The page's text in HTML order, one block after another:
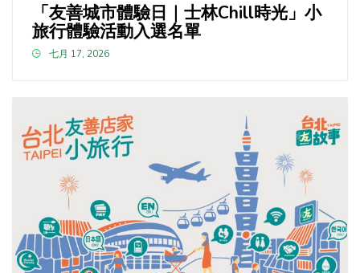
「友善城市體驗日｜士林Chill時光」小
旅行體驗活動入選名單
七月 17, 2026